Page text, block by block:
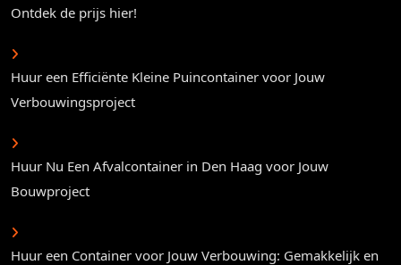
Ontdek de prijs hier!
Huur een Efficiënte Kleine Puincontainer voor Jouw
Verbouwingsproject
Huur Nu Een Afvalcontainer in Den Haag voor Jouw
Bouwproject
Huur een Container voor Jouw Verbouwing: Gemakkelijk en